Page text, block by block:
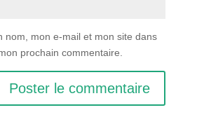
nom, mon e-mail et mon site dans
prochain commentaire.